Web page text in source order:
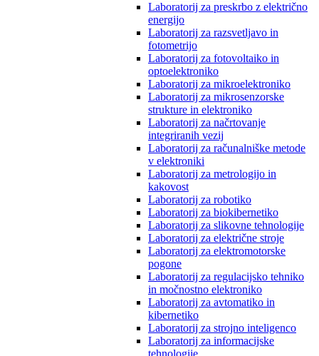
Laboratorij za preskrbo z električno
energijo
Laboratorij za razsvetljavo in
fotometrijo
Laboratorij za fotovoltaiko in
optoelektroniko
Laboratorij za mikroelektroniko
Laboratorij za mikrosenzorske
strukture in elektroniko
Laboratorij za načrtovanje
integriranih vezij
Laboratorij za računalniške metode
v elektroniki
Laboratorij za metrologijo in
kakovost
Laboratorij za robotiko
Laboratorij za biokibernetiko
Laboratorij za slikovne tehnologije
Laboratorij za električne stroje
Laboratorij za elektromotorske
pogone
Laboratorij za regulacijsko tehniko
in močnostno elektroniko
Laboratorij za avtomatiko in
kibernetiko
Laboratorij za strojno inteligenco
Laboratorij za informacijske
tehnologije